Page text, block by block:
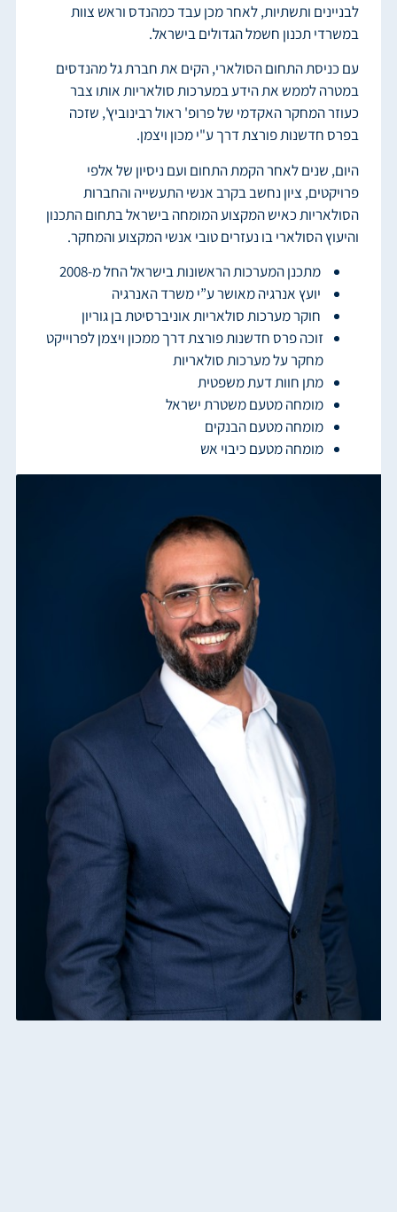
לבניינים ותשתיות, לאחר מכן עבד כמהנדס וראש צוות
במשרדי תכנון חשמל הגדולים בישראל.
עם כניסת התחום הסולארי, הקים את חברת גל מהנדסים
במטרה לממש את הידע במערכות סולאריות אותו צבר
כעוזר המחקר האקדמי של פרופ' ראול רבינוביץ', שזכה
בפרס חדשנות פורצת דרך ע"י מכון ויצמן.
היום, שנים לאחר הקמת התחום ועם ניסיון של אלפי
פרויקטים, ציון נחשב בקרב אנשי התעשייה והחברות
הסולאריות כאיש המקצוע המומחה בישראל בתחום התכנון
והיעוץ הסולארי בו נעזרים טובי אנשי המקצוע והמחקר.
מתכנן המערכות הראשונות בישראל החל מ-2008
יועץ אנרגיה מאושר ע”י משרד האנרגיה
חוקר מערכות סולאריות אוניברסיטת בן גוריון
זוכה פרס חדשנות פורצת דרך ממכון ויצמן לפרוייקט
מחקר על מערכות סולאריות
מתן חוות דעת משפטית
מומחה מטעם משטרת ישראל
מומחה מטעם הבנקים
מומחה מטעם כיבוי אש